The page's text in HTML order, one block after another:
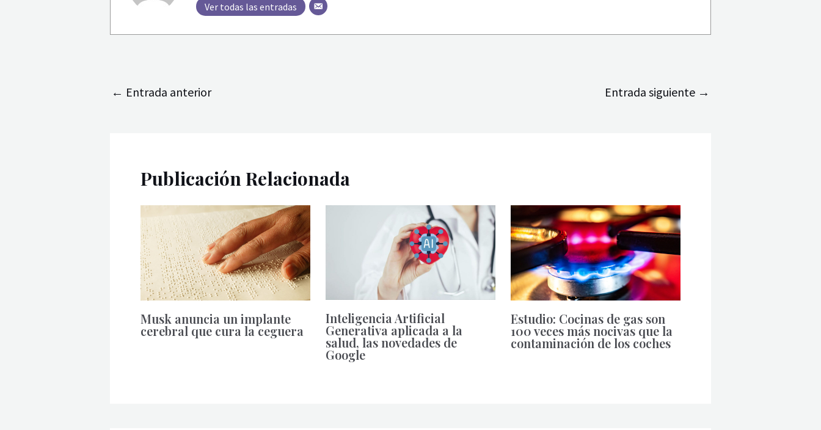
Ver todas las entradas
← Entrada anterior Entrada siguiente →
Publicación Relacionada
Musk anuncia un implante
cerebral que cura la ceguera
Inteligencia Artificial
Generativa aplicada a la
salud, las novedades de
Google
Estudio: Cocinas de gas son
100 veces más nocivas que la
contaminación de los coches